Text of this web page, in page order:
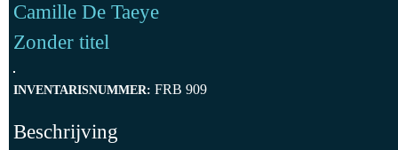
Camille De Taeye
Zonder titel
INVENTARISNUMMER: FRB 909
Beschrijving